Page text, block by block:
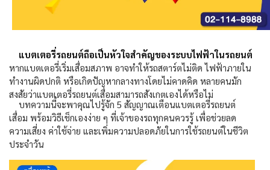
แบตเตอรี่รถยนต์ถือเป็นหัวใจสำคัญของระบบไฟฟ้าในรถยนต์
หากแบตเตอรี่เริ่มเสื่อมสภาพ อาจทำให้รถสตาร์ตไม่ติด ไฟฟ้าภายใน
ทำงานผิดปกติ หรือเกิดปัญหากลางทางโดยไม่คาดคิด หลายคนมัก
สงสัยว่าแบตเตอรี่รถยนต์เสื่อมสามารถสังเกตเองได้หรือไม่
บทความนี้จะพาคุณไปรู้จัก 5 สัญญาณเตือนแบตเตอรี่รถยนต์
เสื่อม พร้อมวิธีเช็กเองง่าย ๆ ที่เจ้าของรถทุกคนควรรู้ เพื่อช่วยลด
ความเสี่ยง ค่าใช้จ่าย และเพิ่มความปลอดภัยในการใช้รถยนต์ในชีวิต
ประจำวัน